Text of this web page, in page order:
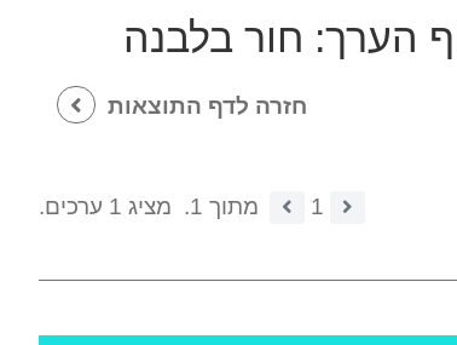
הערך: חור בלבנה
חזרה לדף התוצאות
1 מתוך 1.
מציג 1 ערכים.